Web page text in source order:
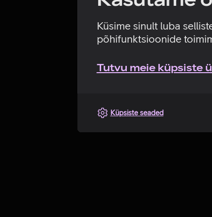
Küsime sinult luba
põhifunktsioonide
Tutvu meie küpsiste
Küpsiste seaded